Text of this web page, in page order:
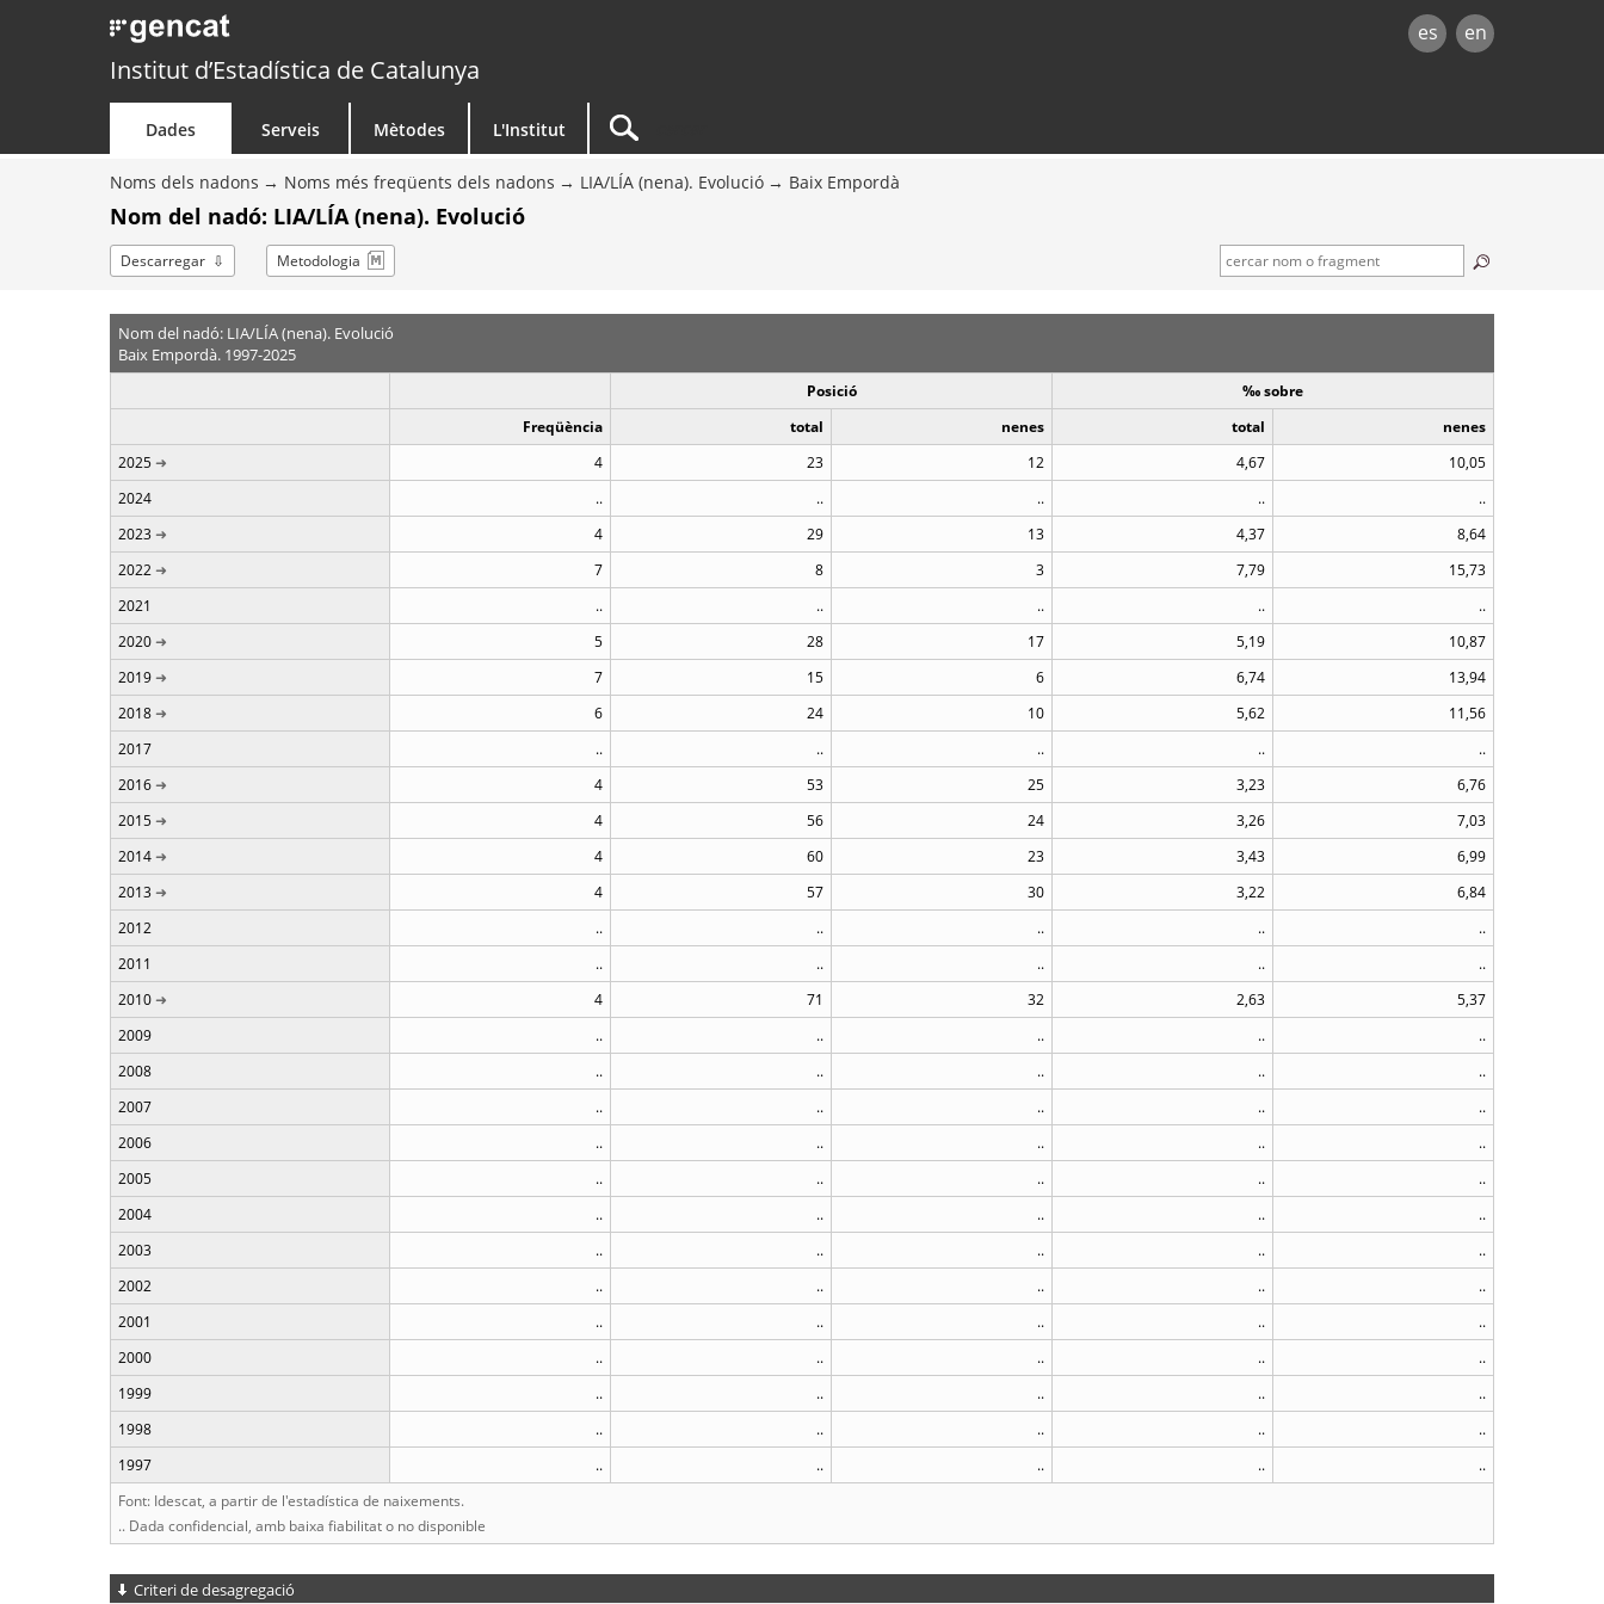
es en
Institut d’Estadística de Catalunya
Dades Serveis Mètodes L'Institut
Noms dels nadons Noms més freqüents dels nadons LIA/LÍA (nena). Evolució Baix Empordà
Nom del nadó: LIA/LÍA (nena). Evolució
Descarregar Metodologia
Nom del nadó: LIA/LÍA (nena). Evolució
Baix Empordà. 1997-2025
Posició
‰ sobre
Freqüència
total nenes total
nenes
2025
4 23 12 4,67
10,05
2024
.. .. .. ..
..
2023
4 29 13 4,37
8,64
2022
7 8 3 7,79
15,73
2021
.. .. .. ..
..
2020
5 28 17 5,19
10,87
2019
7 15 6 6,74
13,94
2018
6 24 10 5,62
11,56
2017
.. .. .. ..
..
2016
4 53 25 3,23
6,76
2015
4 56 24 3,26
7,03
2014
4 60 23 3,43
6,99
2013
4 57 30 3,22
6,84
2012
.. .. .. ..
..
2011
.. .. .. ..
..
2010
4 71 32 2,63
5,37
2009
.. .. .. ..
..
2008
.. .. .. ..
..
2007
.. .. .. ..
..
2006
.. .. .. ..
..
2005
.. .. .. ..
..
2004
.. .. .. ..
..
2003
.. .. .. ..
..
2002
.. .. .. ..
..
2001
.. .. .. ..
..
2000
.. .. .. ..
..
1999
.. .. .. ..
..
1998
.. .. .. ..
..
1997
.. .. .. ..
..
Font: Idescat, a partir de l'estadística de naixements.
.. Dada confidencial, amb baixa fiabilitat o no disponible
Criteri de desagregació